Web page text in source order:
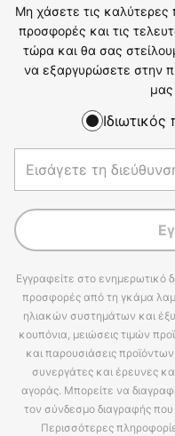
Μη χάσετε τις καλύτερες
προσφορές και τις
τώρα και θα σας
να εξαργυρώσετε στην
Ιδιωτικός
Εγγραφείτε στο ενημερωτικό
προσφορές από τη γκάμα
ηλιακών συστημάτων και
κουπόνια, μειώσεις τιμών
και παρουσιάσεις
συνεργάτες και έρευνες
αγοράς. Μπορείτε να
τον σύνδεσμο διαγραφής
Περισσότερες